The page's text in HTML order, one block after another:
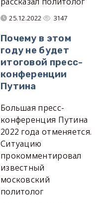
25.12.2022 3147
Почему в этом
году не будет
итоговой пресс-
конференции
Путина
Большая пресс-
конференция Путина
2022 года отменяется.
Ситуацию
прокомментировал
известный
московский
политолог